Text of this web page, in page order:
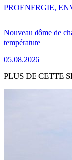
Nouveau dôme de
température
05.08.2026
PROENERGIE,
PLUS DE CETTE